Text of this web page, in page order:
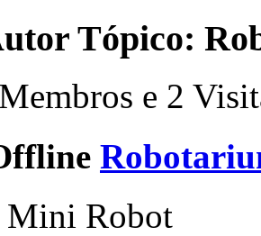
Tópico:
e 2
Mini Robot